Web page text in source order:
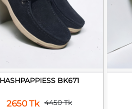
HASHPAPPIESS BK671
2650 Tk 4450 Tk